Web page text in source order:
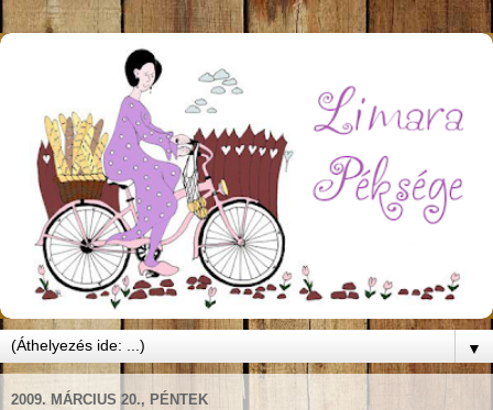
▼
2009. MÁRCIUS 20., PÉNTEK